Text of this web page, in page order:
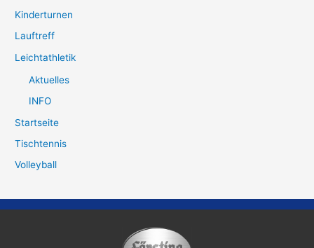
Kinderturnen
Lauftreff
Leichtathletik
Aktuelles
INFO
Startseite
Tischtennis
Volleyball